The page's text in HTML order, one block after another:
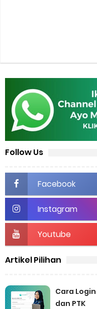
Follow Us
Facebook
Instagram
Youtube
Artikel Pilihan
Cara
dan PTK